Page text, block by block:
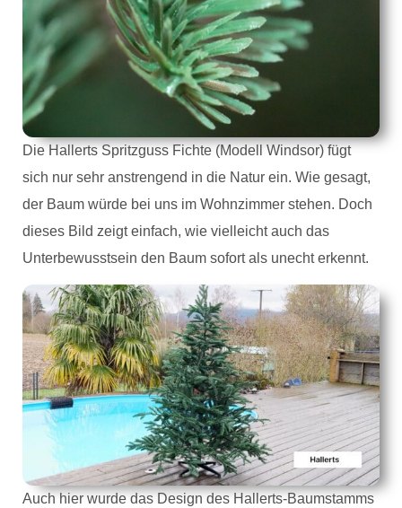
Die Hallerts Spritzguss Fichte (Modell Windsor) fügt
sich nur sehr anstrengend in die Natur ein. Wie gesagt,
der Baum würde bei uns im Wohnzimmer stehen. Doch
dieses Bild zeigt einfach, wie vielleicht auch das
Unterbewusstsein den Baum sofort als unecht erkennt.
Auch hier wurde das Design des Hallerts-Baumstamms